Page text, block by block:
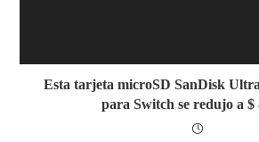
Esta tarjeta microSD SanDisk
para Switch se redujo a $